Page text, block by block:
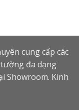
cung cấp các
đa dạng
Showroom. Kinh